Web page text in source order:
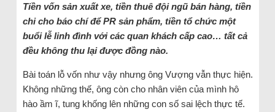
Tiền vốn sản xuất xe, tiền thuê đội ngũ bán hàng, tiền
chi cho báo chí để PR sản phẩm, tiền tổ chức một
buổi lễ linh đình với các quan khách cấp cao… tất cả
đều không thu lại được đồng nào.
Bài toán lỗ vốn như vậy nhưng ông Vượng vẫn thực hiện.
Không những thế, ông còn cho nhân viên của mình hô
hào ầm ĩ, tung khống lên những con số sai lệch thực tế.